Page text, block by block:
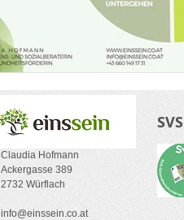
Claudia Hofmann
Ackergasse 389
2732 Würflach
info@einssein.co.at